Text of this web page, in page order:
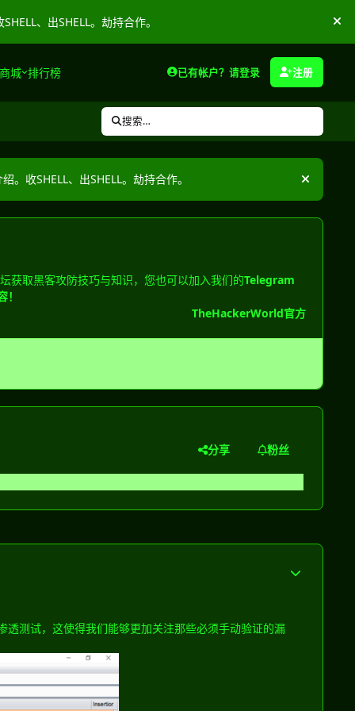
、出SHELL。劫持合作。 隐
城 排行榜 已有帐户？请登录 注册
搜索…
收SHELL、出SHELL。劫持合作。 隐藏公告
获取黑客攻防技巧与知识，您也可以加入我们的Telegram
TheHackerWorld官方
分享 粉丝
测试，这使得我们能够更加关注那些必须手动验证的漏